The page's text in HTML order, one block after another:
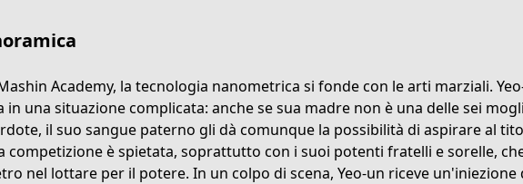
arts/nanomasin-s3/list?title_no=5393
Academy, la tecnologia nanometrica si fonde con le arti marziali.
in una situazione complicata: anche se sua madre non è una delle sei
il suo sangue paterno gli dà comunque la possibilità di aspirare al
competizione è spietata, soprattutto con i suoi potenti fratelli e sorelle,
nel lottare per il potere. In un colpo di scena, Yeo-un riceve